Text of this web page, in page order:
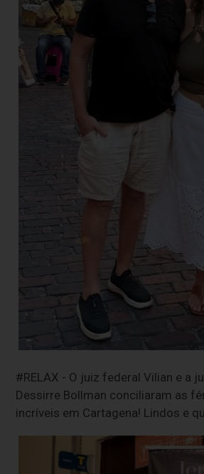
#RELAX - O juiz federal Vilian e a
Dessirre Bollman conciliaram as
incríveis em Cartagena! Lindos e